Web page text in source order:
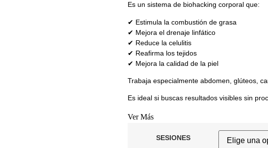
Es un sistema de biohacking corporal que:
✔ Estimula la combustión de grasa
✔ Mejora el drenaje linfático
✔ Reduce la celulitis
✔ Reafirma los tejidos
✔ Mejora la calidad de la piel
Trabaja especialmente abdomen, glúteos,
Es ideal si buscas resultados visibles sin
Ver Más
SESIONES